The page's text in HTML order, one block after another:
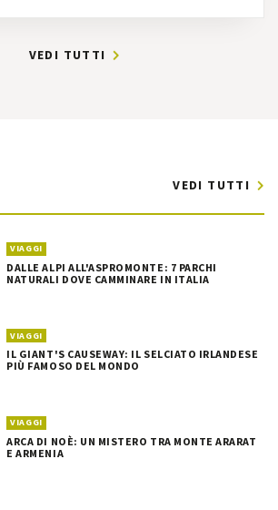
VEDI TUTTI
VEDI TUTTI
VIAGGI
DALLE ALPI ALL'ASPROMONTE: 7 PARCHI
NATURALI DOVE CAMMINARE IN ITALIA
VIAGGI
IL GIANT'S CAUSEWAY: IL SELCIATO IRLANDESE
PIÙ FAMOSO DEL MONDO
VIAGGI
ARCA DI NOÈ: UN MISTERO TRA MONTE ARARAT
E ARMENIA